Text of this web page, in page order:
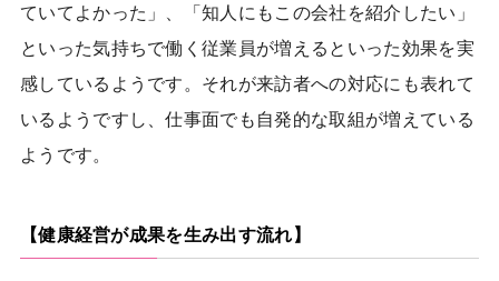
ていてよかった」、「知人にもこの会社を紹介したい」
といった気持ちで働く従業員が増えるといった効果を実
感しているようです。それが来訪者への対応にも表れて
いるようですし、仕事面でも自発的な取組が増えている
ようです。
【健康経営が成果を生み出す流れ】